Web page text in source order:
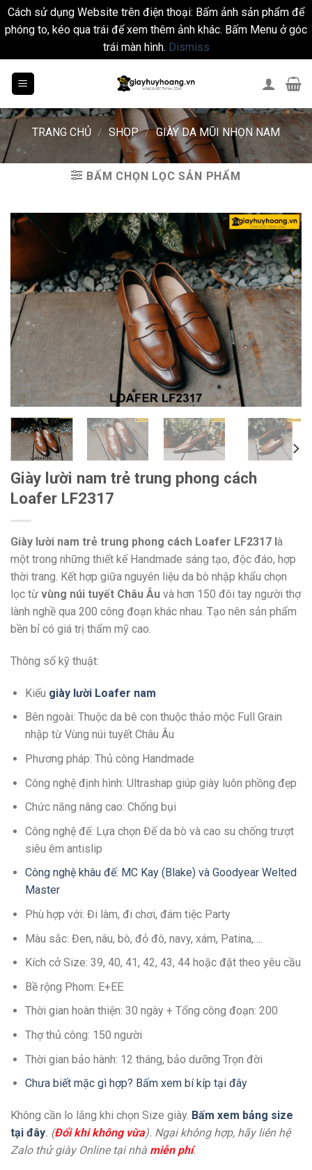
Cách sử dụng Website trên điện thoại: Bấm ảnh sản phẩm để
phóng to, kéo qua trái để xem thêm ảnh khác. Bấm Menu ở góc
trái màn hình. Dismiss
TRANG CHỦ / SHOP / GIÀY DA MŨI NHỌN NAM
BẤM CHỌN LỌC SẢN PHẨM
Giày lười nam trẻ trung phong cách
Loafer LF2317
Giày lười nam trẻ trung phong cách Loafer LF2317 l à
một trong những thiết kế Handmade sáng tạo, độc đáo, hợp
thời trang. Kết hợp giữa nguyên liệu da bò nhập khẩu chọn
lọc từ vùng núi tuyết Châu Âu và hơn 150 đôi tay người thợ
lành nghề qua 200 công đoạn khác nhau. Tạo nên sản phẩm
bền bỉ có giá trị thẩm mỹ cao.
Thông số kỹ thuật:
Kiểu giày lười Loafer nam
Bên ngoài: Thuộc da bê con thuộc thảo mộc Full Grain
nhập từ Vùng núi tuyết Châu Âu
Phương pháp: Thủ công Handmade
Công nghệ định hình: Ultrashap giúp giày luôn phồng đẹp
Chức năng nâng cao: Chống bụi
Công nghệ đế: Lựa chọn Đế da bò và cao su chống trượt
siêu êm antislip
Công nghệ khâu đế: MC Kay (Blake) và Goodyear Welted
Master
Phù hợp với: Đi làm, đi chơi, đám tiệc Party
Màu sắc: Đen, nâu, bò, đỏ đô, navy, xám, Patina,….
Kích cở Size: 39, 40, 41, 42, 43, 44 hoặc đặt theo yêu cầu
Bề rộng Phom: E+EE
Thời gian hoàn thiện: 30 ngày + Tổng công đoạn: 200
Thợ thủ công: 150 người
Thời gian bảo hành: 12 tháng, bảo dưỡng Trọn đời
Chưa biết mặc gì hợp? Bấm xem bí kíp tại đây
Không cần lo lắng khi chọn Size giày. Bấm xem bảng size
tại đây. (Đổi khi không vừa). Ngại không hợp, hãy liên hệ
Zalo thử giày Online tại nhà miễn phí.